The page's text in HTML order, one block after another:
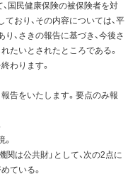
国民健康保険の被保険者を対
おり、その内容については、平
、さきの報告に基づき、今後さ
たいとされたところである。
わります。
報告をいたします。要点のみ報
関は公共財」として、次の2点に
ている。